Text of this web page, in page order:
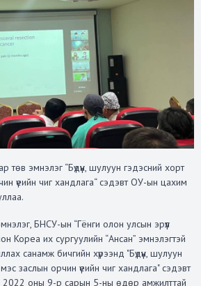
эмнэлэг “Бүдүүн, шулуун гэдэсний хорт
үеийн чиг хандлага“ сэдэвт ОУ-ын цахим
БНСУ-ын “Гёнги олон улсын эрүүл
Кореа их сургуулийн “Ансан” эмнэлэгтэй
санамж бичгийн хүрээнд "Бүдүүн, шулуун
заслын орчин үеийн чиг хандлага" сэдэвт
оны 9-р сарын 5-ны өдөр амжилттай